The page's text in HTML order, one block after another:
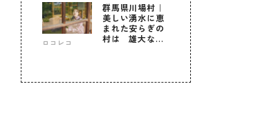
ロコレコ
群馬県川場村｜
美しい湧水に恵
まれた安らぎの
村は 雄大な自